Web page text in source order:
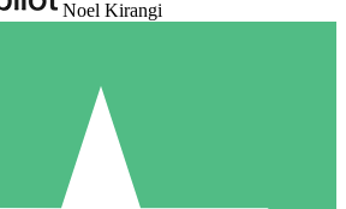
Noel Kirangi